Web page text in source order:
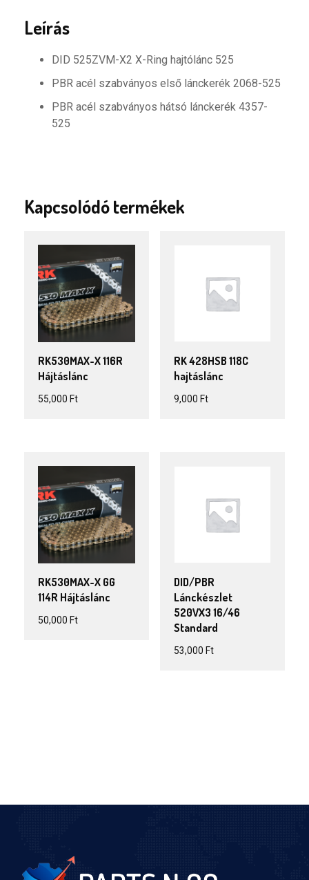
lánckerék
Leírás
DID 525ZVM-X2 X-Ring hajtólánc 525
PBR acél szabványos első lánckerék 2068-525
PBR acél szabványos hátsó lánckerék 4357-
525
Kapcsolódó termékek
RK530MAX-X 116R
Hájtáslánc
55,000 Ft
RK 428HSB 118C
hajtáslánc
9,000 Ft
RK530MAX-X GG
114R Hájtáslánc
50,000 Ft
DID/PBR
Lánckészlet
520VX3 16/46
Standard
53,000 Ft